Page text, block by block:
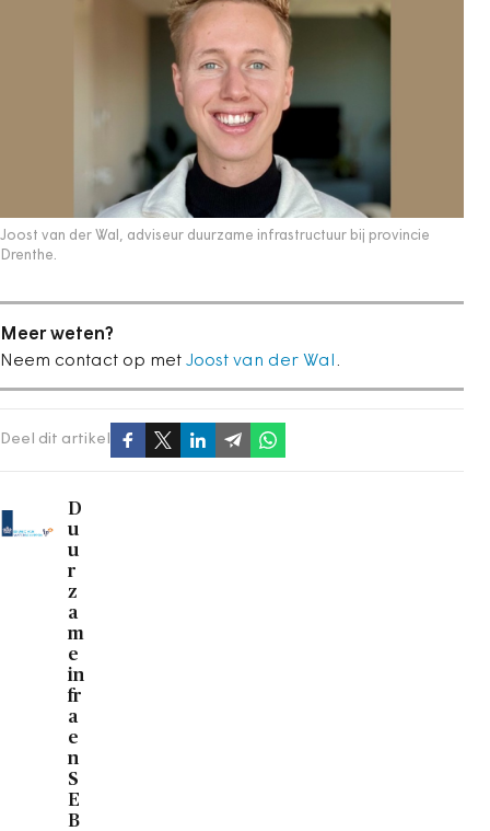
Joost van der Wal, adviseur duurzame infrastructuur bij provincie
Drenthe.
Meer weten?
Neem contact op met Joost van der Wal .
Deel dit artikel
D
u
u
r
z
a
m
e
in
fr
a
e
n
S
E
B